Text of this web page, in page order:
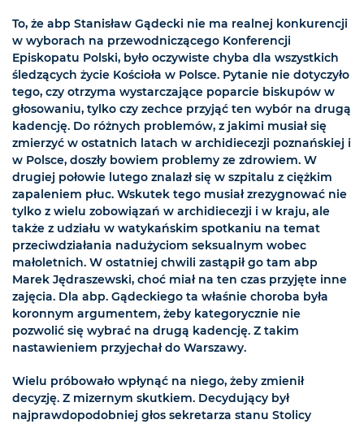
To, że abp Stanisław Gądecki nie ma realnej konkurencji
w wyborach na przewodniczącego Konferencji
Episkopatu Polski, było oczywiste chyba dla wszystkich
śledzących życie Kościoła w Polsce. Pytanie nie dotyczyło
tego, czy otrzyma wystarczające poparcie biskupów w
głosowaniu, tylko czy zechce przyjąć ten wybór na drugą
kadencję. Do różnych problemów, z jakimi musiał się
zmierzyć w ostatnich latach w archidiecezji poznańskiej i
w Polsce, doszły bowiem problemy ze zdrowiem. W
drugiej połowie lutego znalazł się w szpitalu z ciężkim
zapaleniem płuc. Wskutek tego musiał zrezygnować nie
tylko z wielu zobowiązań w archidiecezji i w kraju, ale
także z udziału w watykańskim spotkaniu na temat
przeciwdziałania nadużyciom seksualnym wobec
małoletnich. W ostatniej chwili zastąpił go tam abp
Marek Jędraszewski, choć miał na ten czas przyjęte inne
zajęcia. Dla abp. Gądeckiego ta właśnie choroba była
koronnym argumentem, żeby kategorycznie nie
pozwolić się wybrać na drugą kadencję. Z takim
nastawieniem przyjechał do Warszawy.
Wielu próbowało wpłynąć na niego, żeby zmienił
decyzję. Z mizernym skutkiem. Decydujący był
najprawdopodobniej głos sekretarza stanu Stolicy